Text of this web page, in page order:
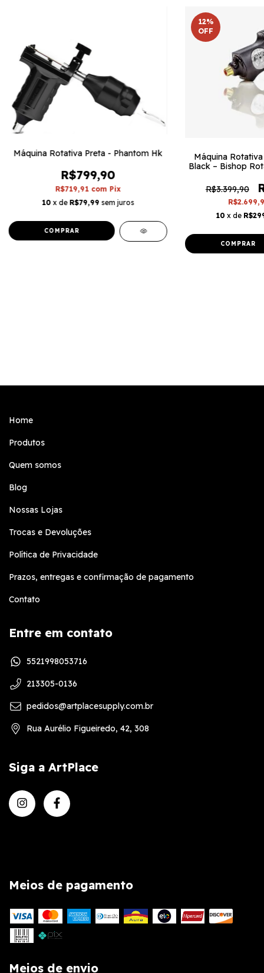
Máquina Rotativa Preta - Phantom Hk
R$799,90
R$719,91 com Pix
10 x de R$79,99 sem juros
12%
OFF
Máquina
Black – Bishop
R$3.399,90
10 x de
Home
Produtos
Quem somos
Blog
Nossas Lojas
Trocas e Devoluções
Política de Privacidade
Prazos, entregas e confirmação de pagamento
Contato
Entre em contato
5521998053716
213305-0136
pedidos@artplacesupply.com.br
Rua Aurélio Figueiredo, 42, 308
Siga a ArtPlace
Meios de pagamento
Meios de envio